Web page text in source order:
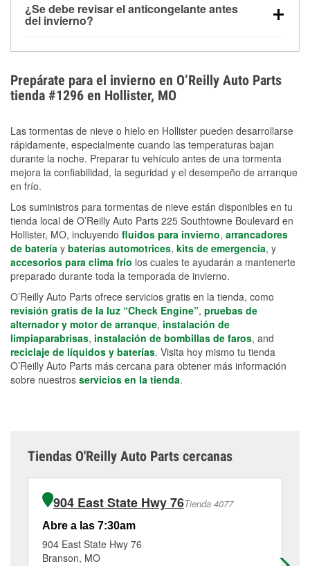
alrededor de 1 PSI por cada 10 °F que baja la
temperatura. Puedes obtener más información sobre
¿Se debe revisar el anticongelante antes
del invierno?
el sobrecalentamiento en condiciones de frío
extremo. Aprende cómo comprobar la protección
anticongelante en nuestra sección How-To.
Prepárate para el invierno en O’Reilly Auto Parts
tienda #1296 en Hollister, MO
Las tormentas de nieve o hielo en Hollister pueden desarrollarse
rápidamente, especialmente cuando las temperaturas bajan
durante la noche. Preparar tu vehículo antes de una tormenta
mejora la confiabilidad, la seguridad y el desempeño de arranque
en frío.
Los suministros para tormentas de nieve están disponibles en tu
tienda local de O’Reilly Auto Parts 225 Southtowne Boulevard en
Hollister, MO, incluyendo fluidos para invierno, arrancadores
de batería y baterías automotrices, kits de emergencia, y
accesorios para clima frío los cuales te ayudarán a mantenerte
preparado durante toda la temporada de invierno.
O’Reilly Auto Parts ofrece servicios gratis en la tienda, como
revisión gratis de la luz “Check Engine”, pruebas de
alternador y motor de arranque, instalación de
limpiaparabrisas, instalación de bombillas de faros, and
reciclaje de líquidos y baterías. Visita hoy mismo tu tienda
O’Reilly Auto Parts más cercana para obtener más información
sobre nuestros servicios en la tienda.
Tiendas O'Reilly Auto Parts cercanas
904 East State Hwy 76Tienda 4077
Abre a las 7:30am
904 East State Hwy 76
Branson, MO